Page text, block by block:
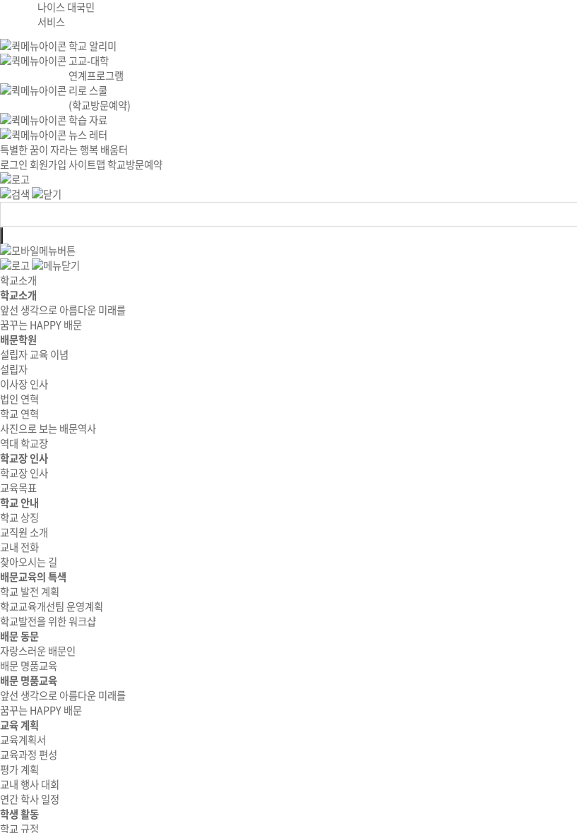
나이스 대국민
서비스
학교 알리미
고교-대학
연계프로그램
리로 스쿨
(학교방문예약)
학습 자료
뉴스 레터
특별한 꿈이 자라는 행복 배움터
로그인 회원가입사이트맵학교방문예약
학교소개
학교소개
앞선 생각으로 아름다운 미래를
꿈꾸는 HAPPY 배문
배문학원
설립자 교육 이념
설립자
이사장 인사
법인 연혁
학교 연혁
사진으로 보는 배문역사
역대 학교장
학교장 인사
학교장 인사
교육목표
학교 안내
학교 상징
교직원 소개
교내 전화
찾아오시는 길
배문교육의 특색
학교 발전 계획
학교교육개선팀 운영계획
학교발전을 위한 워크샵
배문 동문
자랑스러운 배문인
배문 명품교육
배문 명품교육
앞선 생각으로 아름다운 미래를
꿈꾸는 HAPPY 배문
교육 계획
교육계획서
교육과정 편성
평가 계획
교내 행사 대회
연간 학사 일정
학생 활동
학교 규정